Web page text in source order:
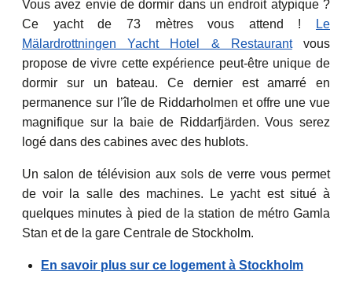
Vous avez envie de dormir dans un endroit atypique ?
Ce yacht de 73 mètres vous attend !
Le
Mälardrottningen Yacht Hotel & Restaurantvous
propose de vivre cette expérience peut-être unique de
dormir sur un bateau. Ce dernier est amarré en
permanence sur l’île de Riddarholmen et offre une vue
magnifique sur la baie de Riddarfjärden. Vous serez
logé dans des cabines avec des hublots.
Un salon de télévision aux sols de verre vous permet
de voir la salle des machines. Le yacht est situé à
quelques minutes à pied de la station de métro Gamla
Stan et de la gare Centrale de Stockholm.
En savoir plus sur ce logement à Stockholm